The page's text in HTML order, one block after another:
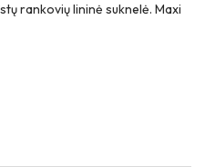
rankovių lininė suknelė. Maxi